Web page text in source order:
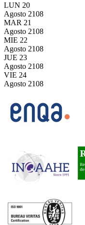
LUN 20
Agosto 2108
MAR 21
Agosto 2108
MIE 22
Agosto 2108
JUE 23
Agosto 2108
VIE 24
Agosto 2108